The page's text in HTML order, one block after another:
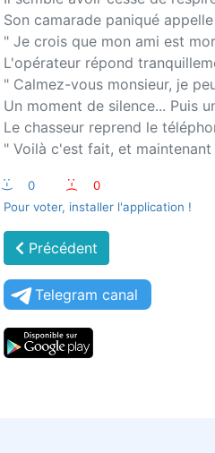
Son camarade paniqué
" Je crois que mon ami est
L'opérateur répond
" Calmez-vous monsieur, je
Un moment de silence... Puis
Le chasseur reprend le
" Voilà c'est fait, et
:-) 0 :-(
0
Pour voter, installer l'application !
Précédent
Telegram canal